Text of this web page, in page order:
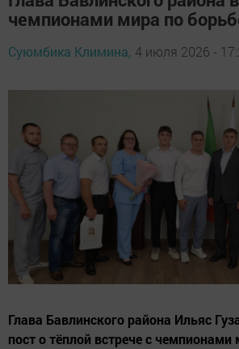
чемпионами мира по
Суюмбика Климина, 4 июля 2026 -
Глава Бавлинского района Ильяс
пост о тёплой встрече с чемпионами